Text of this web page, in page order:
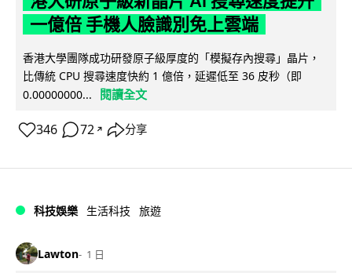
一億倍 手機人臉識別免上雲端
香港大學團隊成功研發原子級厚度的「模擬存內搜尋」晶片，
比傳統 CPU 搜尋速度快約 1 億倍，延遲低至 36 皮秒（即
0.00000000...
閱讀全文
346 72 ↗ 分享
科技娛樂 生活科技 旅遊
Lawton 1 日